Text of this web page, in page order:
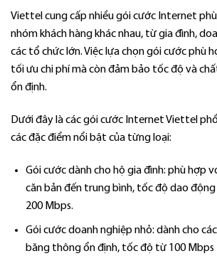
Viettel cung cấp nhiều gói cước Internet
nhóm khách hàng khác nhau, từ gia đình,
các tổ chức lớn. Việc lựa chọn gói cước phù
tối ưu chi phí mà còn đảm bảo tốc độ và
ổn định.
Dưới đây là các gói cước Internet Viettel
các đặc điểm nổi bật của từng loại:
Gói cước dành cho hộ gia đình: phù hợp
căn bản đến trung bình, tốc độ dao
200 Mbps.
Gói cước doanh nghiệp nhỏ: dành cho
băng thông ổn định, tốc độ từ 100 Mbps